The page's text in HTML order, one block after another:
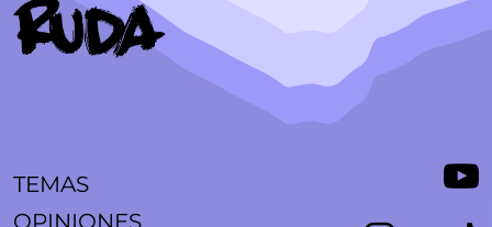
TEMAS
OPINIONES